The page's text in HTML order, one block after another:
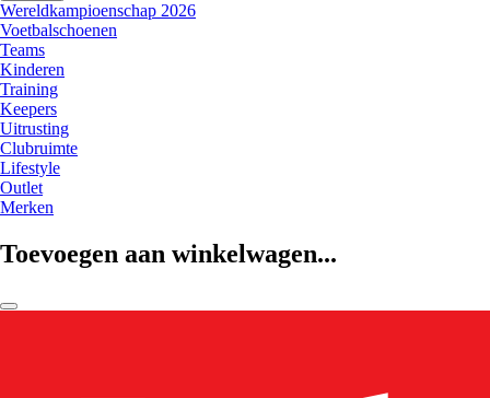
Wereldkampioenschap 2026
Voetbalschoenen
Teams
Kinderen
Training
Keepers
Uitrusting
Clubruimte
Lifestyle
Outlet
Merken
Toevoegen aan winkelwagen...